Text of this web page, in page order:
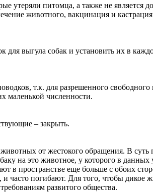
утеряли питомца, а также не является
животного, вакцинация и
выгула собак и установить их в
т.к. для разрешенного
маленькой численности.
– закрыть.
от жестокого обращения. В
на это животное, у которого в
пространстве еще больше с обоих
часто погибают. Для того, чтобы
развитого общества.